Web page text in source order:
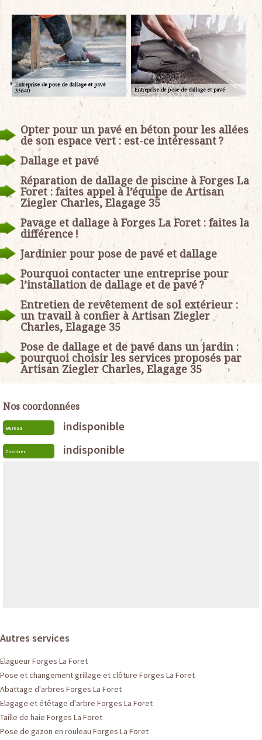
Opter pour un pavé en béton pour les allées
de son espace vert : est-ce intéressant ?
Dallage et pavé
Réparation de dallage de piscine à Forges La
Foret : faites appel à l’équipe de Artisan
Ziegler Charles, Elagage 35
Pavage et dallage à Forges La Foret : faites la
différence !
Jardinier pour pose de pavé et dallage
Pourquoi contacter une entreprise pour
l’installation de dallage et de pavé ?
Entretien de revêtement de sol extérieur :
un travail à confier à Artisan Ziegler
Charles, Elagage 35
Pose de dallage et de pavé dans un jardin :
pourquoi choisir les services proposés par
Artisan Ziegler Charles, Elagage 35
Nos coordonnées
Bureau indisponible
Chantier indisponible
Autres services
Elagueur Forges La Foret
Pose et changement grillage et clôture Forges La Foret
Abattage d'arbres Forges La Foret
Elagage et étêtage d'arbre Forges La Foret
Taille de haie Forges La Foret
Pose de gazon en rouleau Forges La Foret